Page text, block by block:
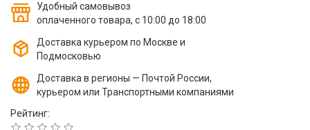
Удобный самовывоз
оплаченного товара, с 10:00 до 18:00
Доставка курьером по Москве и
Подмосковью
Доставка в регионы — Почтой России,
курьером или Транспортными компаниями
Рейтинг: